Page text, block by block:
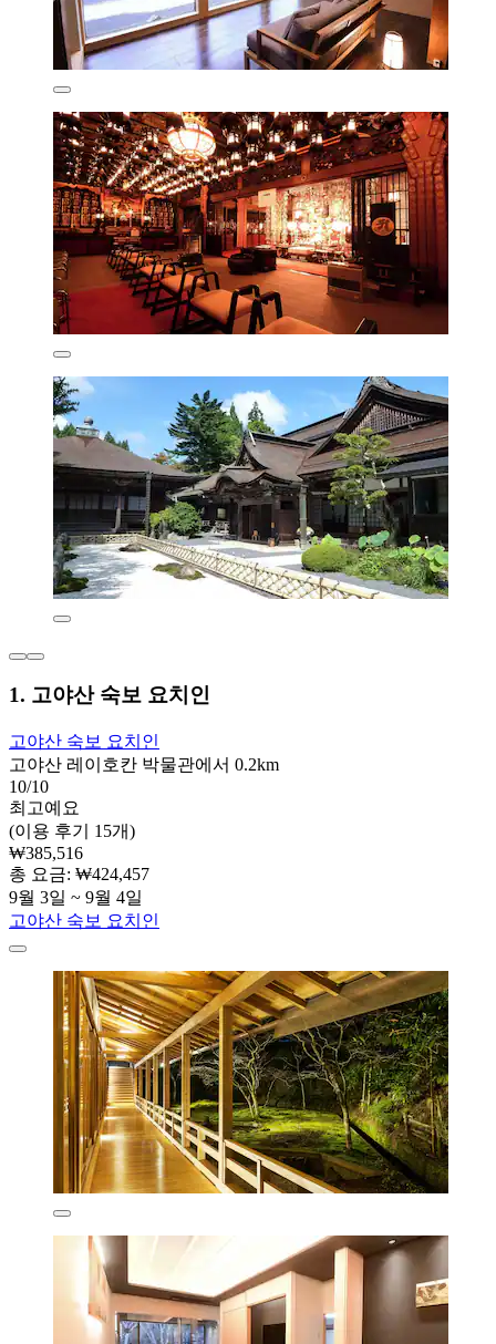
1. 고야산 숙보 요치인
고야산 숙보 요치인
고야산 레이호칸 박물관에서 0.2km
10/10
최고예요
(이용 후기 15개)
₩385,516
총 요금: ₩424,457
9월 3일 ~ 9월 4일
고야산 숙보 요치인